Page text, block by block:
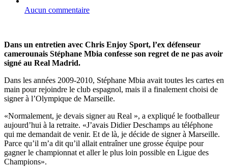
Aucun commentaire
Dans un entretien avec Chris Enjoy Sport, l’ex défenseur
camerounais Stéphane Mbia confesse son regret de ne pas avoir
signé au Real Madrid.
Dans les années 2009-2010, Stéphane Mbia avait toutes les cartes en
main pour rejoindre le club espagnol, mais il a finalement choisi de
signer à l’Olympique de Marseille.
«Normalement, je devais signer au Real », a expliqué le footballeur
aujourd’hui à la retraite. «J’avais Didier Deschamps au téléphone
qui me demandait de venir. Et de là, je décide de signer à Marseille.
Parce qu’il m’a dit qu’il allait entraîner une grosse équipe pour
gagner le championnat et aller le plus loin possible en Ligue des
Champions».